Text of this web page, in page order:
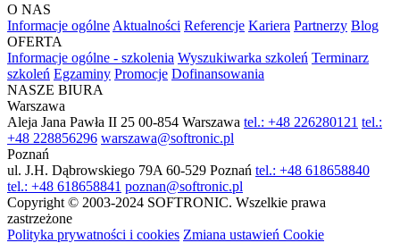
O NAS
Informacje ogólne Aktualności Referencje Kariera Partnerzy Blog
OFERTA
Informacje ogólne - szkolenia Wyszukiwarka szkoleń Terminarz
szkoleń Egzaminy Promocje Dofinansowania
NASZE BIURA
Warszawa
Aleja Jana Pawła II 25 00-854 Warszawa tel.: +48 226280121 tel.:
+48 228856296 warszawa@softronic.pl
Poznań
ul. J.H. Dąbrowskiego 79A 60-529 Poznań tel.: +48 618658840
tel.: +48 618658841 poznan@softronic.pl
Copyright © 2003-2024 SOFTRONIC. Wszelkie prawa
zastrzeżone
Polityka prywatności i cookies Zmiana ustawień Cookie